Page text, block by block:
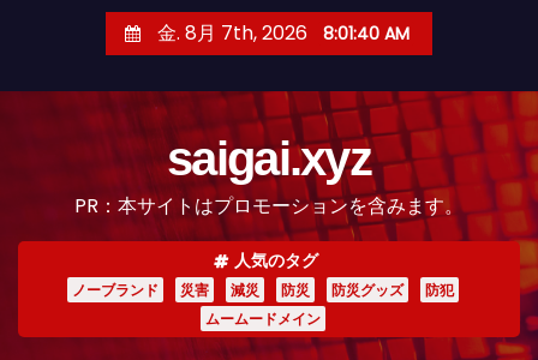
金. 8月 7th, 2026 8:01:41 AM
saigai.xyz
PR：本サイトはプロモーションを含みます。
人気のタグ
ノーブランド 災害 減災 防災 防災グッズ
防犯
ムームードメイン